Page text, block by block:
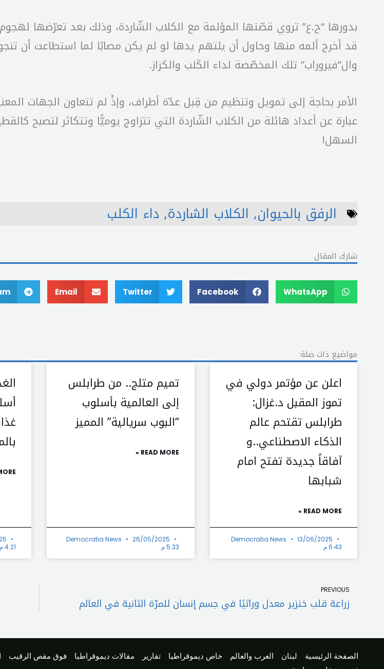
بدورها “ح.ع” تروي قصّتها المؤلمة مع الكلاب الشّاردة، وذلك بعد تعرّضها
قد أخرج ألمه منها وحاول أن يلتهم يدها لو لم يكن مصابًا لما استطاعت أن
وال”فيروراب” تلك المخصّصة لداء الكَلب والكزاز.
الأمر بحاجة إلى تمويل وتنظيم من قِبل عدّة أطراف، وإذْ لم تتعاون الجهات
عبارة عن أعداد هائلة من الكلاب الشّاردة التي تتزاوج يوميًّا وتتكاثر لتصبح
السهل!
الرفق بالحيوان, الكلاب الشاردة, داء الكلب
شارك المقال
WhatsApp
Facebook
Twitter
Email
مواضيع ذات صلة:
اعلن عن مؤتمر دولي في
تموز المقبل د.غزال:
طرابلس تقتحم عالم
الذكاء الاصطناعي..و
آفاقاً جديدة تفتح امام
شبابها
READ MORE »
Democratia News
13/06/2025
6:43 م
تميم متلج.. من طرابلس
إلى العالمية بأسلوب
“البوب سريالية” المميز
READ MORE »
Democratia News
26/05/2025
5:33 م
»
4:21 م
PREVIOUS
زراعة قلب خنزير معدل وراثيًا في جسم إنسان للمرّة الثانية في العالم
الصفحة الرئيسية لبنان العرب والعالم خاص ديموقراطيا تقارير مقالات ديموقراطيا فوق مقص الرقيب